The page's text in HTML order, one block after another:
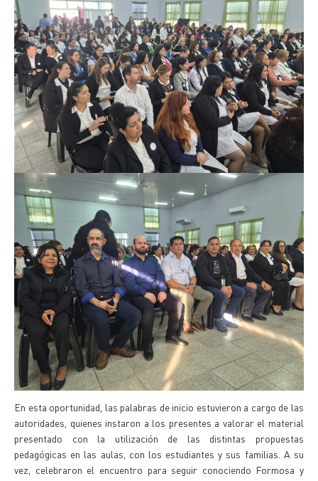
En esta oportunidad, las palabras de inicio estuvieron a cargo de las
autoridades, quienes instaron a los presentes a valorar el material
presentado con la utilización de las distintas propuestas
pedagógicas en las aulas, con los estudiantes y sus familias. A su
vez, celebraron el encuentro para seguir conociendo Formosa y